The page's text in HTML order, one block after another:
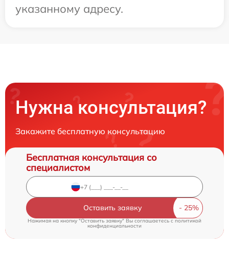
указанному адресу.
Нужна консультация?
Закажите бесплатную консультацию
Бесплатная консультация со
специалистом
Оставить заявку
Нажимая на кнопку "Оставить заявку" Вы соглашаетесь c политикой
конфиденциальности